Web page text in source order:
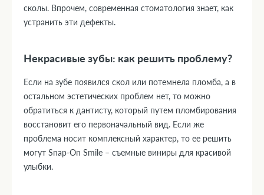
сколы. Впрочем, современная стоматология знает, как
устранить эти дефекты.
Некрасивые зубы: как решить проблему?
Если на зубе появился скол или потемнела пломба, а в
остальном эстетических проблем нет, то можно
обратиться к дантисту, который путем пломбирования
восстановит его первоначальный вид. Если же
проблема носит комплексный характер, то ее решить
могут Snap-On Smile – съемные виниры для красивой
улыбки.